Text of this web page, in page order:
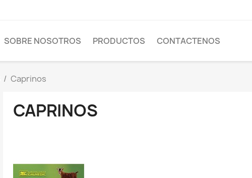
SOBRE NOSOTROS PRODUCTOS CONTACTENOS
Caprinos
CAPRINOS